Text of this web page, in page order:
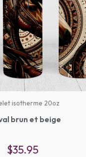
isotherme 20oz
brun et beige
$35.95